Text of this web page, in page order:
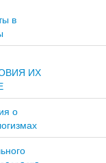
в
ИХ
о